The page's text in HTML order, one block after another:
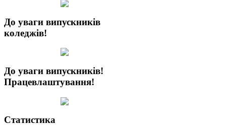
До уваги випускників
коледжів!
До уваги випускників!
Працевлаштування!
Статистика